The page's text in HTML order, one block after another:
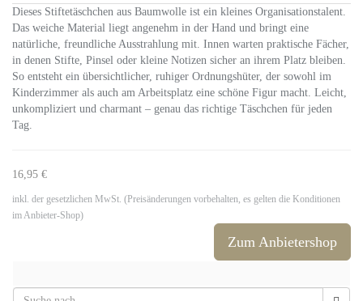
Dieses Stiftetäschchen aus Baumwolle ist ein kleines Organisationstalent.
Das weiche Material liegt angenehm in der Hand und bringt eine
natürliche, freundliche Ausstrahlung mit. Innen warten praktische Fächer,
in denen Stifte, Pinsel oder kleine Notizen sicher an ihrem Platz bleiben.
So entsteht ein übersichtlicher, ruhiger Ordnungshüter, der sowohl im
Kinderzimmer als auch am Arbeitsplatz eine schöne Figur macht. Leicht,
unkompliziert und charmant – genau das richtige Täschchen für jeden
Tag.
16,95 €
inkl. der gesetzlichen MwSt. (Preisänderungen vorbehalten, es gelten die Konditionen
im Anbieter-Shop)
Zum Anbietershop